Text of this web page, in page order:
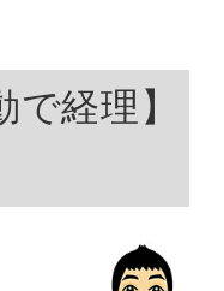
経理】